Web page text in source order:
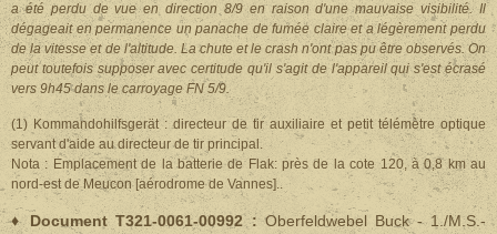
a été perdu de vue en direction 8/9 en raison d'une mauvaise visibilité. Il
dégageait en permanence un panache de fumée claire et a légèrement perdu
de la vitesse et de l'altitude. La chute et le crash n'ont pas pu être observés. On
peut toutefois supposer avec certitude qu'il s'agit de l'appareil qui s'est écrasé
vers 9h45 dans le carroyage FN 5/9.
(1) Kommandohilfsgerät : directeur de tir auxiliaire et petit télémètre optique
servant d'aide au directeur de tir principal.
Nota : Emplacement de la batterie de Flak: près de la cote 120, à 0,8 km au
nord-est de Meucon [aérodrome de Vannes]..
♦ Document T321-0061-00992 :Oberfeldwebel Buck - 1./M.S.-